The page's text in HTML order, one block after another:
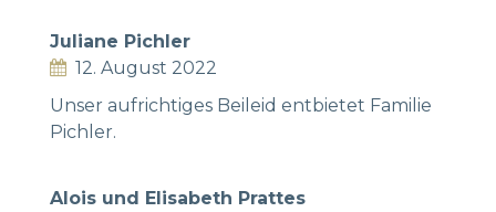
Juliane Pichler
12. August 2022
Unser aufrichtiges Beileid entbietet Familie
Pichler.
Alois und Elisabeth Prattes